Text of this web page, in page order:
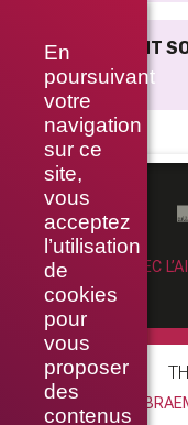
En
poursuivant
votre
navigation
sur ce
site,
vous
acceptez
l’utilisation
de
cookies
pour
vous
proposer
des
contenus
LA VIE DEVANT
De
RÉALISÉ AVEC
RUE